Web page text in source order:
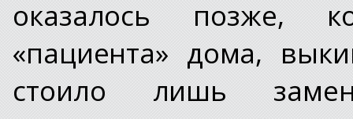
оказалось позже,
«пациента» дома,
стоило лишь